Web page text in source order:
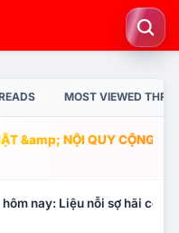
MOST VIEWED
&amp; NỘI QUY CỘNG
nay: Liệu nỗi sợ hãi có